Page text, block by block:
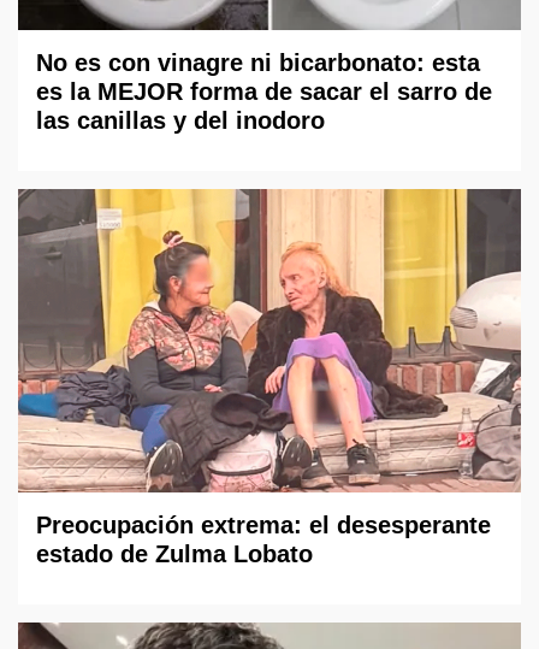
No es con vinagre ni bicarbonato: esta
es la MEJOR forma de sacar el sarro de
las canillas y del inodoro
Preocupación extrema: el desesperante
estado de Zulma Lobato